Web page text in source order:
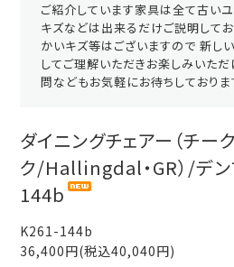
ご紹介しています家具は全て古い
キズなどは出来るだけご説明して
かいキズ等はございますので 新し
してご理解いただきお楽しみいただ
問などもお気軽にお待ちしておりま
ダイニングチェアー（チー
ク/Hallingdal・GR）/デ
144b
K261-144b
36,400円(税込40,040円)